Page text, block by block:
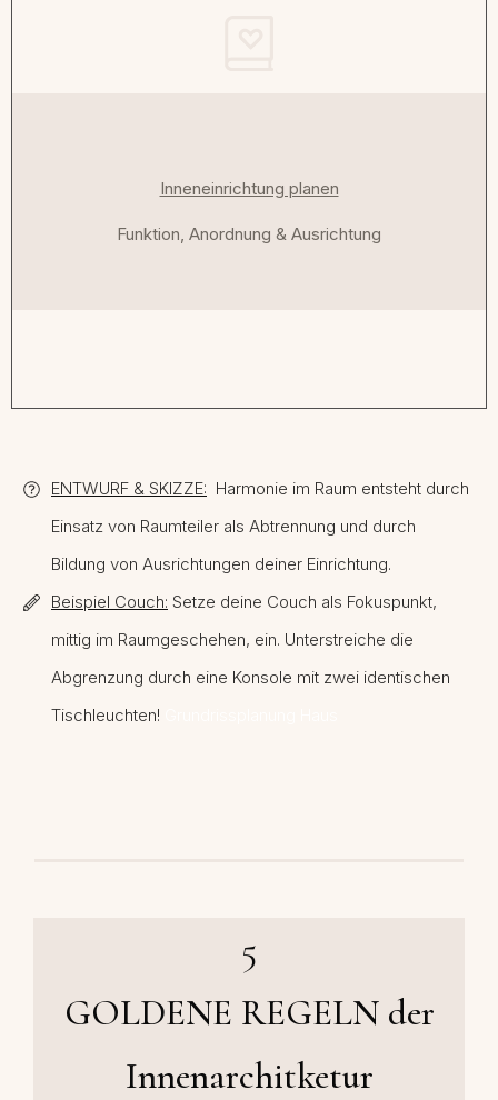
Inneneinrichtung planen
Funktion, Anordnung & Ausrichtung
ENTWURF & SKIZZE: Harmonie im Raum entsteht durch
Einsatz von Raumteiler als Abtrennung und durch
Bildung von Ausrichtungen deiner Einrichtung.
Beispiel Couch: Setze deine Couch als Fokuspunkt,
mittig im Raumgeschehen, ein. Unterstreiche die
Abgrenzung durch eine Konsole mit zwei identischen
Tischleuchten!
5
GOLDENE REGELN der
Innenarchitketur